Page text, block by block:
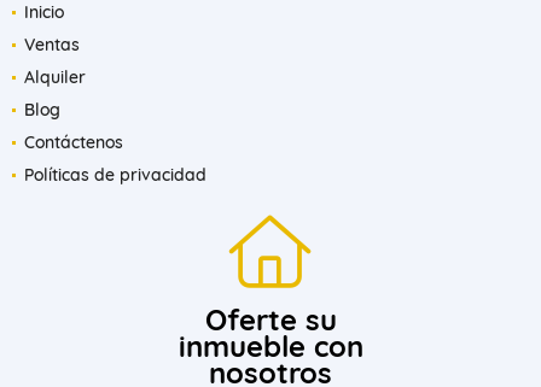
Inicio
Ventas
Alquiler
Blog
Contáctenos
Políticas de privacidad
Oferte su
inmueble con
nosotros